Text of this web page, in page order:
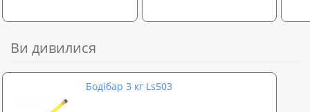
Ви дивилися
Бодібар 3 кг Ls503